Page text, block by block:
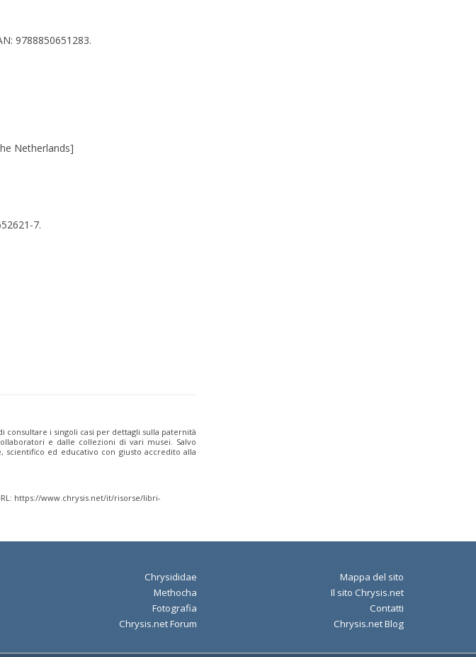
9788850651283.
Netherlands]
7.
i singoli casi per dettagli sulla paternità
e dalle collezioni di vari musei. Salvo
ed educativo con giusto accredito alla
https://www.chrysis.net/it/risorse/libri-
Chrysididae
Methocha
Fotografia
Chrysis.net Forum
Mappa del sito
Il sito Chrysis.net
Contatti
Chrysis.net Blog